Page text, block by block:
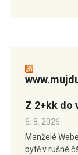
Z 2+kk do
6. 8. 2026
Manželé
bytě v rušné